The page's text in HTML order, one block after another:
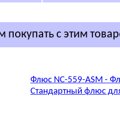
с этим
Флюс NC-559-ASM -
Стандартный флюс